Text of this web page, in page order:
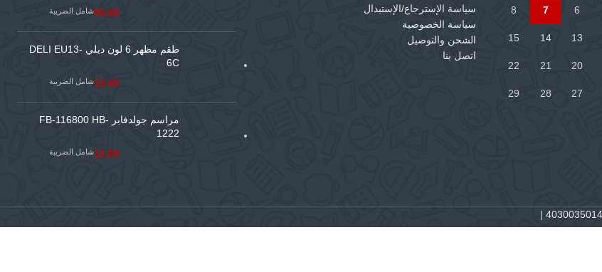
6
7
8
13
14
15
20
21
22
27
28
29
سياسة الإسترجاع/الإستبدال
سياسة الخصوصية
الشحن والتوصيل
اتصل بنا
55.00شامل الضريبة
طقم مظهر 6 لون ديلي DELI EU13-
6C
13.00شامل الضريبة
مراسم جولدفابر FB-116800 HB-
1222
12.00شامل الضريبة
|